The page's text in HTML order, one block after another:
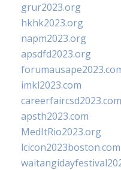
grur2023.org
hkhk2023.org
napm2023.org
apsdfd2023.org
imkl2023.com
careerfaircsd2023.com
apsth2023.com
MedItRio2023.org
lcicon2023boston.com